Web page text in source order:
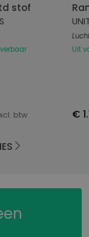
stof
Uit
btw €